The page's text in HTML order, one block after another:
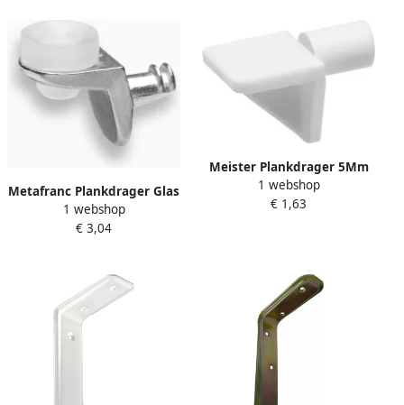
Metafranc Plankdrager Glas
5Mm W WU0351096
1 webshop
€ 3,04
Meister Plankdrager 5Mm
Wit W WU0360046
1 webshop
€ 1,63